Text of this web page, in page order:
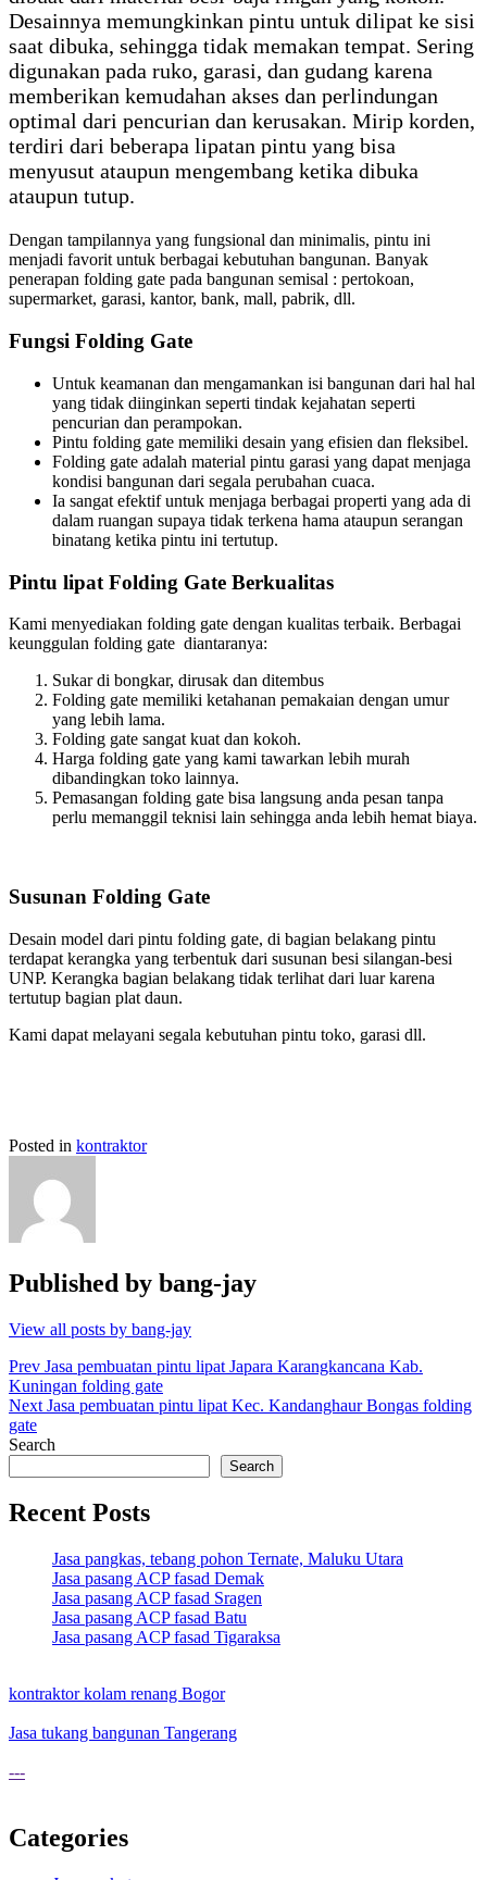
Desainnya memungkinkan pintu untuk dilipat ke sisi
saat dibuka, sehingga tidak memakan tempat. Sering
digunakan pada ruko, garasi, dan gudang karena
memberikan kemudahan akses dan perlindungan
optimal dari pencurian dan kerusakan. Mirip korden,
terdiri dari beberapa lipatan pintu yang bisa
menyusut ataupun mengembang ketika dibuka
ataupun tutup.
Dengan tampilannya yang fungsional dan minimalis, pintu ini
menjadi favorit untuk berbagai kebutuhan bangunan. Banyak
penerapan folding gate pada bangunan semisal : pertokoan,
supermarket, garasi, kantor, bank, mall, pabrik, dll.
Fungsi Folding Gate
Untuk keamanan dan mengamankan isi bangunan dari hal hal
yang tidak diinginkan seperti tindak kejahatan seperti
pencurian dan perampokan.
Pintu folding gate memiliki desain yang efisien dan fleksibel.
Folding gate adalah material pintu garasi yang dapat menjaga
kondisi bangunan dari segala perubahan cuaca.
Ia sangat efektif untuk menjaga berbagai properti yang ada di
dalam ruangan supaya tidak terkena hama ataupun serangan
binatang ketika pintu ini tertutup.
Pintu lipat Folding Gate Berkualitas
Kami menyediakan folding gate dengan kualitas terbaik. Berbagai
keunggulan folding gate diantaranya:
Sukar di bongkar, dirusak dan ditembus
Folding gate memiliki ketahanan pemakaian dengan umur
yang lebih lama.
Folding gate sangat kuat dan kokoh.
Harga folding gate yang kami tawarkan lebih murah
dibandingkan toko lainnya.
Pemasangan folding gate bisa langsung anda pesan tanpa
perlu memanggil teknisi lain sehingga anda lebih hemat biaya.
Susunan Folding Gate
Desain model dari pintu folding gate, di bagian belakang pintu
terdapat kerangka yang terbentuk dari susunan besi silangan-besi
UNP. Kerangka bagian belakang tidak terlihat dari luar karena
tertutup bagian plat daun.
Kami dapat melayani segala kebutuhan pintu toko, garasi dll.
Posted in kontraktor
Published by bang-jay
View all posts by bang-jay
Post
navigation
Prev Jasa pembuatan pintu lipat Japara Karangkancana Kab.
Kuningan folding gate
Next Jasa pembuatan pintu lipat Kec. Kandanghaur Bongas folding
gate
Search
Search
Recent Posts
Jasa pangkas, tebang pohon Ternate, Maluku Utara
Jasa pasang ACP fasad Demak
Jasa pasang ACP fasad Sragen
Jasa pasang ACP fasad Batu
Jasa pasang ACP fasad Tigaraksa
kontraktor kolam renang Bogor
Jasa tukang bangunan Tangerang
---
Categories